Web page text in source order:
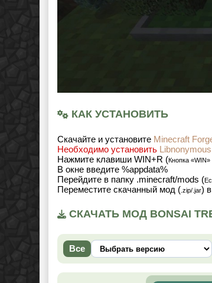
КАК УСТАНОВИТЬ
Cкачайте и установите Minecraft
Необходимо установить
Нажмите клавиши WIN+R (Кнопка
В окне введите %appdata%
Перейдите в папку .minecraft/mods (
Переместите скачанный мод ( .zip/.jar)
СКАЧАТЬ МОД BONSAI
Все